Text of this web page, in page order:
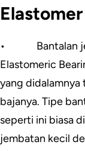
•
Bantalan
Elastomeric
yang didalamnya
bajanya. Tipe
seperti ini biasa
jembatan kecil